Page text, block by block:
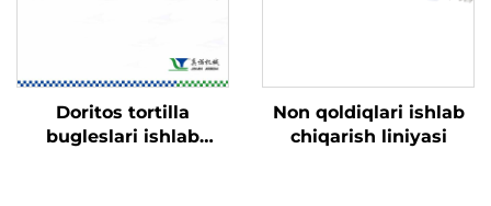
Doritos tortilla
bugleslari ishlab
Non qoldiqlari ishlab
chiqarish liniyasi